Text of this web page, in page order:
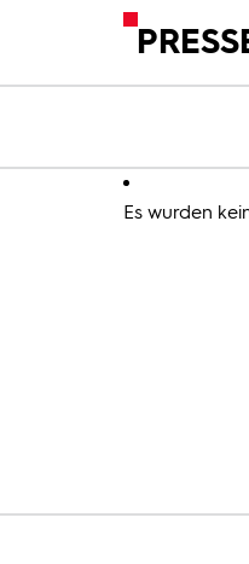
Es wurden